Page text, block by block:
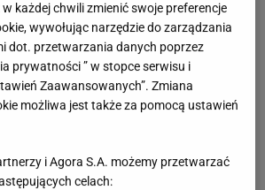
każdej chwili zmienić swoje preferencje
wywołując narzędzie do zarządzania
dot. przetwarzania danych poprzez
prywatności ” w stopce serwisu i
Zaawansowanych”. Zmiana
możliwa jest także za pomocą ustawień
i Agora S.A. możemy przetwarzać
celach: